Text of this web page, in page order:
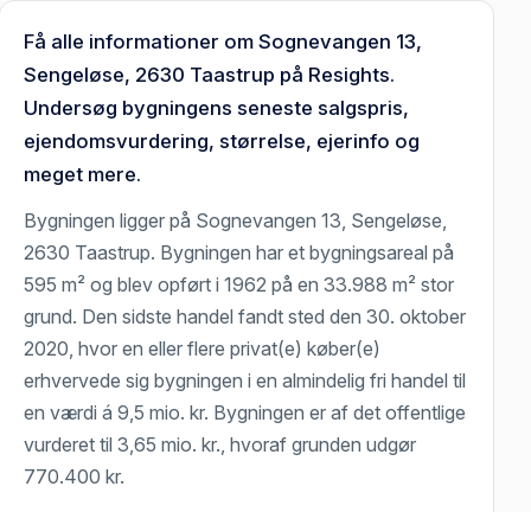
Få alle informationer om Sognevangen 13,
Sengeløse, 2630 Taastrup på Resights.
Undersøg bygningens seneste salgspris,
ejendomsvurdering, størrelse, ejerinfo og
meget mere.
Bygningen ligger på Sognevangen 13, Sengeløse,
2630 Taastrup. Bygningen har et bygningsareal på
595 m² og blev opført i 1962 på en 33.988 m² stor
grund. Den sidste handel fandt sted den 30. oktober
2020, hvor en eller flere privat(e) køber(e)
erhvervede sig bygningen i en almindelig fri handel til
en værdi á 9,5 mio. kr. Bygningen er af det offentlige
vurderet til 3,65 mio. kr., hvoraf grunden udgør
770.400 kr.